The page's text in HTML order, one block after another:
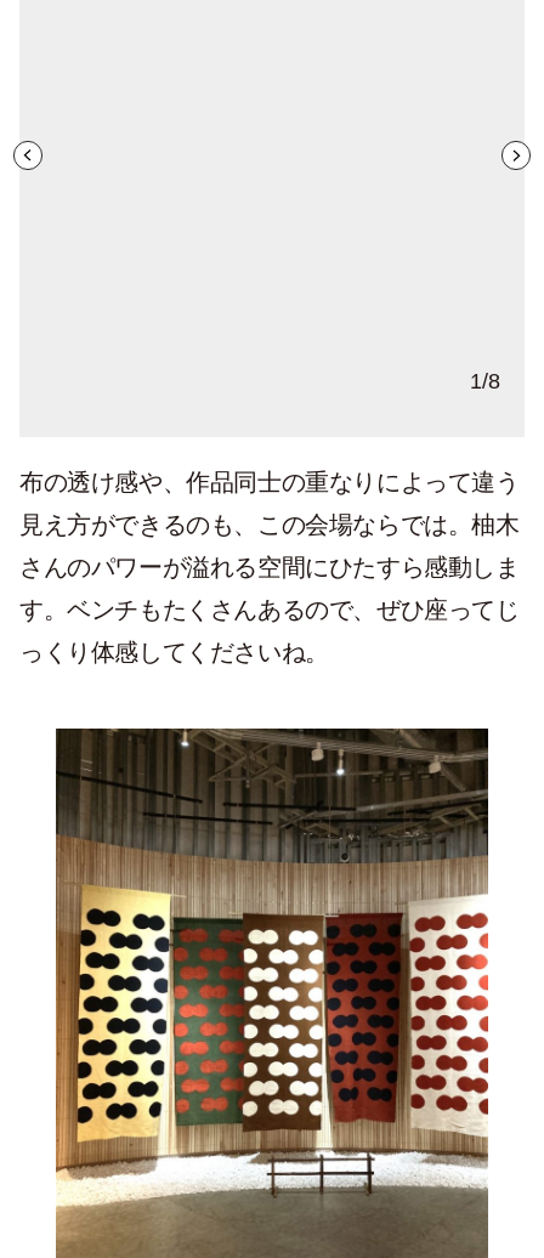
1/8
布の透け感や、作品同士の重なりによって違う
見え方ができるのも、この会場ならでは。柚木
さんのパワーが溢れる空間にひたすら感動しま
す。ベンチもたくさんあるので、ぜひ座ってじ
っくり体感してくださいね。